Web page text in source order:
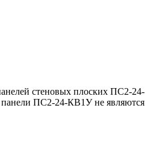
стеновых плоских ПС2-24-
панели ПС2-24-КВ1У не являются